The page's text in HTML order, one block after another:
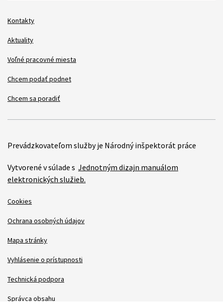
Kontakty
Aktuality
Voľné pracovné miesta
Chcem podať podnet
Chcem sa poradiť
Prevádzkovateľom služby je Národný inšpektorát práce
Vytvorené v súlade s Jednotným dizajn manuálom
elektronických služieb.
Cookies
Ochrana osobných údajov
Mapa stránky
Vyhlásenie o prístupnosti
Technická podpora
Správca obsahu